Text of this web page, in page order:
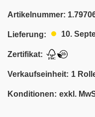
Artikelnummer:
Lieferung: 10.
Zertifikat:
Verkaufseinheit: 1
Konditionen: exkl.